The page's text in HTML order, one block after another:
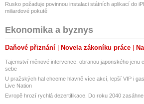
Rusko požaduje povinnou instalaci státních aplikací do
miliardové pokutě
Ekonomika a byznys
Daňové přiznání Novela zákoníku práce
Tajemství měnové intervence: obranou japonského jenu
sebe
U pražských hal chceme hlavně více akcí, lepší VIP i
Live Nation
Evropě hrozí rychlá dezertifikace. Do roku 2040